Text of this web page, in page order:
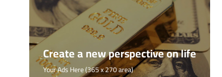
Create a new perspective on life
Your Ads Here (365 x 270 area)